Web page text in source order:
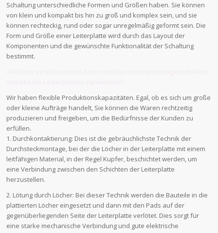
Schaltung unterschiedliche Formen und Größen haben. Sie können
von klein und kompakt bis hin zu groß und komplex sein, und sie
können rechteckig, rund oder sogar unregelmäßig geformt sein. Die
Form und Größe einer Leiterplatte wird durch das Layout der
Komponenten und die gewünschte Funktionalität der Schaltung
bestimmt.
Wir haben flexible Produktionskapazitäten. Egal, ob es sich um große
oder kleine Aufträge handelt, Sie können die Waren rechtzeitig
produzieren und freigeben, um die Bedürfnisse der Kunden zu
erfüllen.
1. Durchkontaktierung: Dies ist die gebräuchlichste Technik der
Durchsteckmontage, bei der die Löcher in der Leiterplatte mit einem
leitfähigen Material, in der Regel Kupfer, beschichtet werden, um
eine Verbindung zwischen den Schichten der Leiterplatte
herzustellen.
2. Lötung durch Löcher: Bei dieser Technik werden die Bauteile in die
plattierten Löcher eingesetzt und dann mit den Pads auf der
gegenüberliegenden Seite der Leiterplatte verlötet. Dies sorgt für
eine starke mechanische Verbindung und gute elektrische